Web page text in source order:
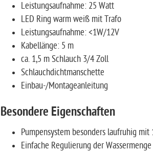
Leistungsaufnahme: 25 Watt
LED Ring warm weiß mit Trafo
Leistungsaufnahme: <1W/12V
Kabellänge: 5 m
ca. 1,5 m Schlauch 3/4 Zoll
Schlauchdichtmanschette
Einbau-/Montageanleitung
Besondere Eigenschaften
Pumpensystem besonders laufruhig mit
Einfache Regulierung der